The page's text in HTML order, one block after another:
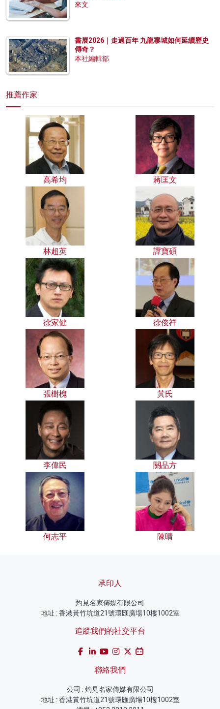
來文
書展2026｜走過百年 九龍寨城如何延續歷史
傳奇？
本社編輯部
推薦作家
高希均 蔣匡文
林超英 譚寶碩
徐家健 徐俊祥
張樹槐 黃氏
李偉民 關品方
何志平 陳晴
承印人
灼見名家傳媒有限公司
地址 : 香港黃竹坑道21號環匯廣場10樓1002室
追蹤我們的社交平台
聯絡我們
公司 : 灼見名家傳媒有限公司
地址 : 香港黃竹坑道21號環匯廣場10樓1002室